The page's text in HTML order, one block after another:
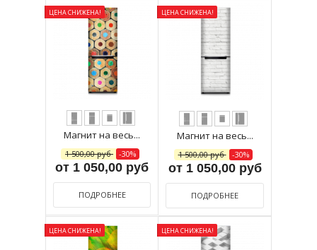
ЦЕНА СНИЖЕНА!
Магнит на весь...
1 500,00 руб -30%
от 1 050,00 руб
ПОДРОБНЕЕ
ЦЕНА СНИЖЕНА!
Магнит на весь...
1 500,00 руб -30%
от 1 050,00 руб
ПОДРОБНЕЕ
ЦЕНА СНИЖЕНА! ЦЕНА СНИЖЕНА!